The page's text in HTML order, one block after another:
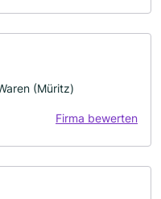
(Müritz)
Firma bewerten